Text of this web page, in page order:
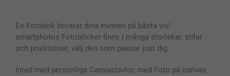
En Fotobok bevarar dina minnen på bästa vis!
smartphotos Fotoböcker finns i många storlekar, stilar
och prisklasser, välj den som passar just dig.
Inred med personliga Canvastavlor, med Foto på canvas